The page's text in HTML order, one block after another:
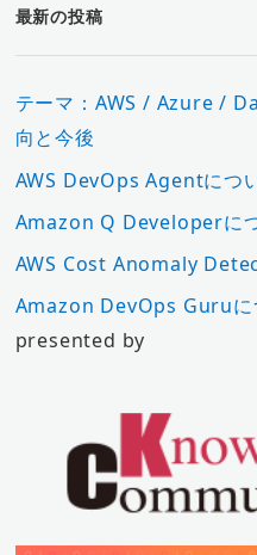
最新の投稿
テーマ：AWS / Azure /
向と今後
AWS DevOps Agentにつ
Amazon Q Developerに
AWS Cost Anomaly
Amazon DevOps Guruに
presented by